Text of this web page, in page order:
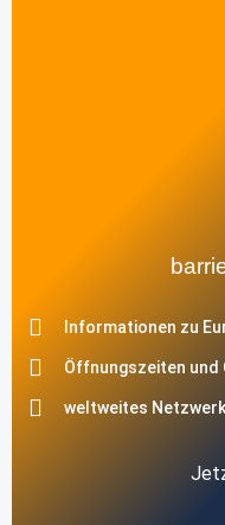
Informationen zu
Öffnungszeiten und
weltweites